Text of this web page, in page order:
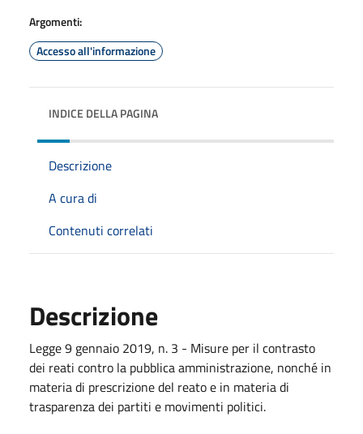
Argomenti:
Accesso all'informazione
INDICE DELLA PAGINA
Descrizione
A cura di
Contenuti correlati
Descrizione
Legge 9 gennaio 2019, n. 3 - Misure per il contrasto
dei reati contro la pubblica amministrazione, nonché in
materia di prescrizione del reato e in materia di
trasparenza dei partiti e movimenti politici.